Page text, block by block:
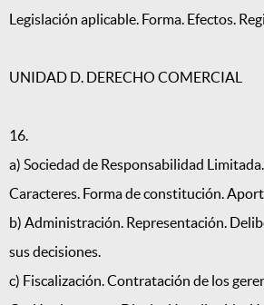
Legislación aplicable. Forma. Efectos.
UNIDAD D. DERECHO COMERCIAL
16.
a) Sociedad de Responsabilidad
Caracteres. Forma de constitución.
b) Administración. Representación.
sus decisiones.
c) Fiscalización. Contratación de los